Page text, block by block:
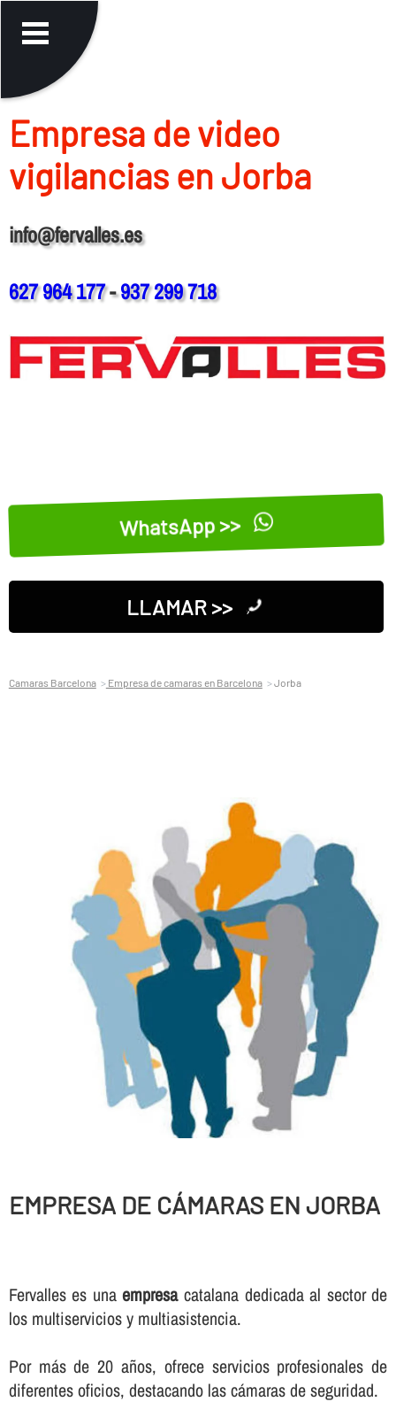
Empresa de video
vigilancias en Jorba
info@fervalles.es
627 964 177-937 299 718
WhatsApp >>
LLAMAR >>
Camaras Barcelona Empresa de camaras en Barcelona Jorba
EMPRESA DE CÁMARAS EN JORBA
Fervalles es unaempresacatalana dedicada al sector de
los multiservicios y multiasistencia.
Por más de 20 años, ofrece servicios profesionales de
diferentes oficios, destacando las cámaras de seguridad.